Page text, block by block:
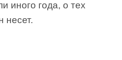
иного года, о тех
несет.